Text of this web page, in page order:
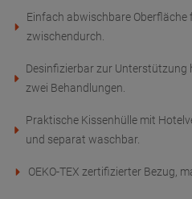
Einfach abwischbare Oberfläche
zwischendurch.
Desinfizierbar zur Unterstützung
zwei Behandlungen.
Praktische Kissenhülle mit
und separat waschbar.
OEKO-TEX zertifizierter Bezug,